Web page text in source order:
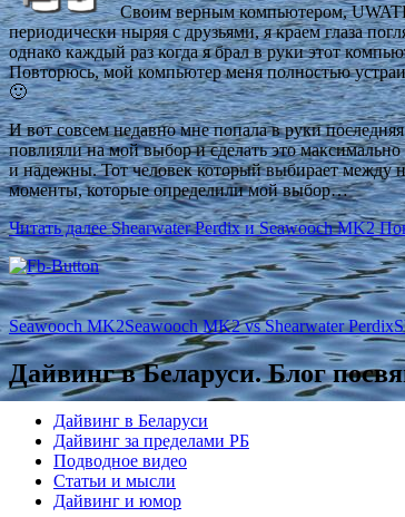
Своим верным компьютером,
периодически ныряя с друзьями, я краем глаза
однако каждый раз когда я брал в руки этот
Повторюсь, мой компьютер меня полностью
🙂
И вот совсем недавно мне попала в руки
повлияли на мой выбор и сделать это
и надежны. Тот человек который выбирает между
моменты, которые определили мой выбор…
Читать далееShearwater Perdix и Seawooch MK2
Seawooch MK2Seawooch MK2 vs Shearwater Perdix
Дайвинг в Беларуси. Блог
Дайвинг в Беларуси
Дайвинг за пределами РБ
Подводное видео
Статьи и мысли
Дайвинг и юмор